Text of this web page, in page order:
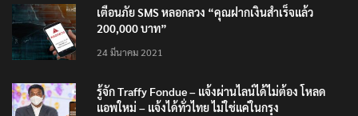
เตือนภัย SMS หลอกลวง “คุณฝากเงินสำเร็จแล้ว
200,000 บาท”
24 มีนาคม 2021
รู้จัก Traffy Fondue – แจ้งผ่านไลน์ได้ไม่ต้อง โหลด
แอพใหม่ – แจ้งได้ทั่วไทย ไม่ใช่แค่ในกรุง